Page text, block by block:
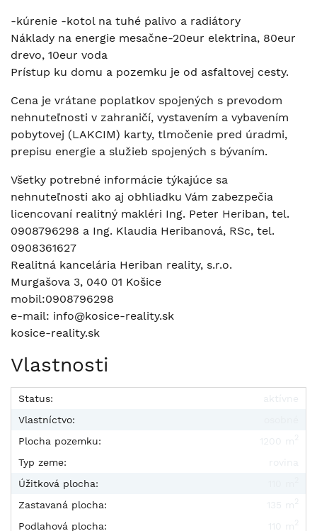
-kúrenie -kotol na tuhé palivo a radiátory
Náklady na energie mesačne-20eur elektrina, 80eur
drevo, 10eur voda
Prístup ku domu a pozemku je od asfaltovej cesty.
Cena je vrátane poplatkov spojených s prevodom
nehnuteľnosti v zahraničí, vystavením a vybavením
pobytovej (LAKCIM) karty, tlmočenie pred úradmi,
prepisu energie a služieb spojených s bývaním.
Všetky potrebné informácie týkajúce sa
nehnuteľnosti ako aj obhliadku Vám zabezpečia
licencovaní realitný makléri Ing. Peter Heriban, tel.
0908796298 a Ing. Klaudia Heribanová, RSc, tel.
0908361627
Realitná kancelária Heriban reality, s.r.o.
Murgašova 3, 040 01 Košice
mobil:0908796298
e-mail: info@kosice-reality.sk
kosice-reality.sk
Vlastnosti
Status:
Vlastníctvo:
Plocha pozemku:
Typ zeme:
Úžitková plocha:
Zastavaná plocha:
Podlahová plocha: